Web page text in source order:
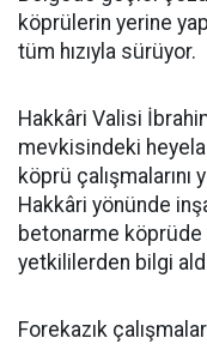
köprülerin yerine
tüm hızıyla sürüyor.
Hakkâri Valisi
mevkisindeki
köprü
Hakkâri yönünde
betonarme köprüde
yetkililerden bilgi
Forekazık